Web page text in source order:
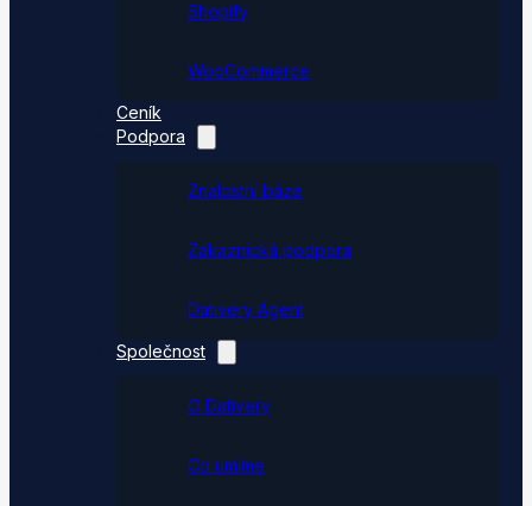
Shopify
WooCommerce
Ceník
Podpora
Znalostní báze
Zákaznická podpora
Dativery Agent
Společnost
O Dativery
Co umíme